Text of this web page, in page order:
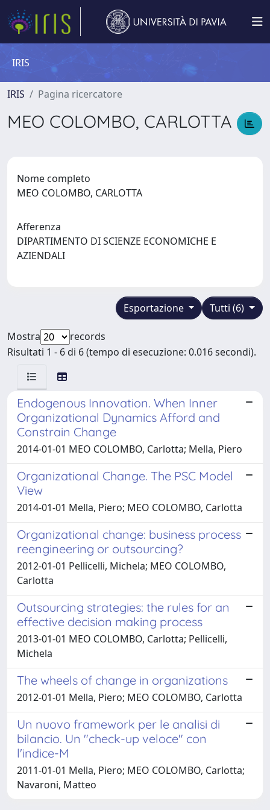
IRIS
IRIS Pagina ricercatore
MEO COLOMBO, CARLOTTA
Nome completo
MEO COLOMBO, CARLOTTA
Afferenza
DIPARTIMENTO DI SCIENZE ECONOMICHE E
AZIENDALI
Tutti (6)
Esportazione
Mostra
records
Risultati 1 - 6 di 6 (tempo di esecuzione: 0.016 secondi).
Endogenous Innovation. When Inner
Organizational Dynamics Afford and
Constrain Change
2014-01-01 MEO COLOMBO, Carlotta; Mella, Piero
Organizational Change. The PSC Model
View
2014-01-01 Mella, Piero; MEO COLOMBO, Carlotta
Organizational change: business process
reengineering or outsourcing?
2012-01-01 Pellicelli, Michela; MEO COLOMBO,
Carlotta
Outsourcing strategies: the rules for an
effective decision making process
2013-01-01 MEO COLOMBO, Carlotta; Pellicelli,
Michela
The wheels of change in organizations
2012-01-01 Mella, Piero; MEO COLOMBO, Carlotta
Un nuovo framework per le analisi di
bilancio. Un "check-up veloce" con
l'indice-M
2011-01-01 Mella, Piero; MEO COLOMBO, Carlotta;
Navaroni, Matteo